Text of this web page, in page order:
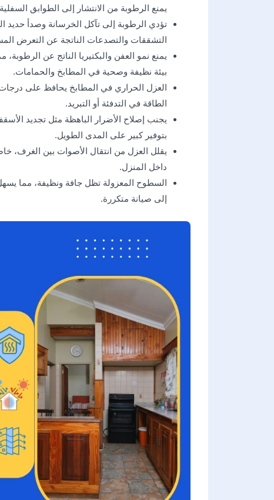
يمنع الرطوبة من الانتشار إلى الطوابق
تؤدي الرطوبة إلى تآكل الخرسانة وصدأ
التشققات والتصدعات الناتجة عن التعرض
يمنع نمو العفن والبكتيريا الناتج عن
بيئة نظيفة وصحية في المطابخ والحمامات.
العزل الحراري في المطابخ يحافظ على درجات
الطاقة في التدفئة أو التبريد.
يجنب إصلاح الأضرار الباهظة مثل تجديد
بتوفير كبير على المدى الطويل.
يقلل العزل من انتقال الأصوات بين الغرف،
داخل المنزل.
السطوح المعزولة تظل جافة ونظيفة، مما
إلى صيانة متكررة.